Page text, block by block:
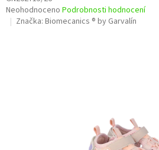
Průměrné
hodnocení
Neohodnoceno Podrobnosti hodnocení
Značka: Biomecanics ® by Garvalín